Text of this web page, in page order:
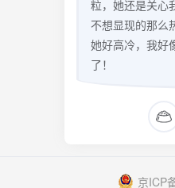
粒，她还是关心
不想显现的那么
她好高冷，我好
了！
京ICP